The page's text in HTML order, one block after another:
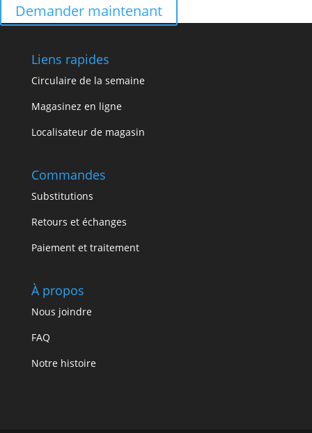
Demander maintenant
Liens rapides
Circulaire de la semaine
Magasinez en ligne
Localisateur de magasin
Commandes
Substitutions
Retours et échanges
Paiement et traitement
À propos
Nous joindre
FAQ
Notre histoire